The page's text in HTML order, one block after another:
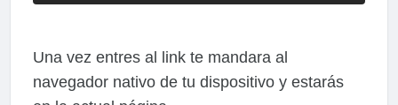
Una vez entres al link te mandara al
navegador nativo de tu dispositivo y estarás